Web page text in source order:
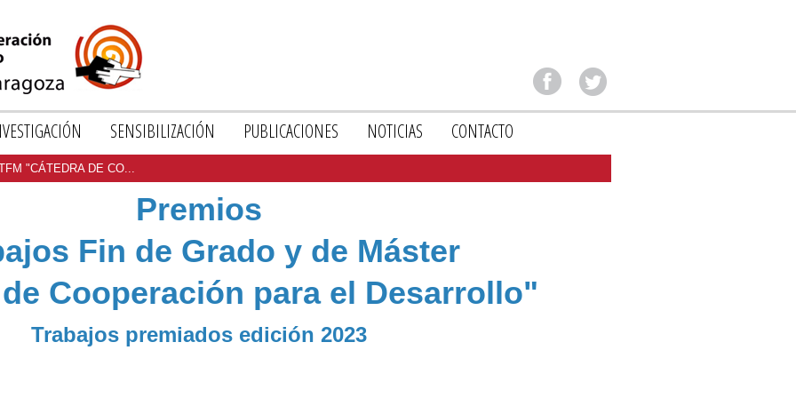
DESARROLLO
SENSIBILIZACIÓN
CONFERENCIAS
CONCURSO
DE
FOTOGRAFÍA
DE
COOPERACIÓN
PUBLICACIONES
INVESTIGACIONES
CUADERNOS
DE
TRABAJO
NOTICIAS CONTACTO
"CÁTEDRA DE CO...
Premios
Fin de Grado y de Máster
Cooperación para el Desarrollo"
Trabajos premiados edición 2023